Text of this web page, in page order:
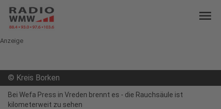
menu
Anzeige
© Kreis Borken
Bei Wefa Press in Vreden brennt es - die Rauchsäule ist
kilometerweit zu sehen